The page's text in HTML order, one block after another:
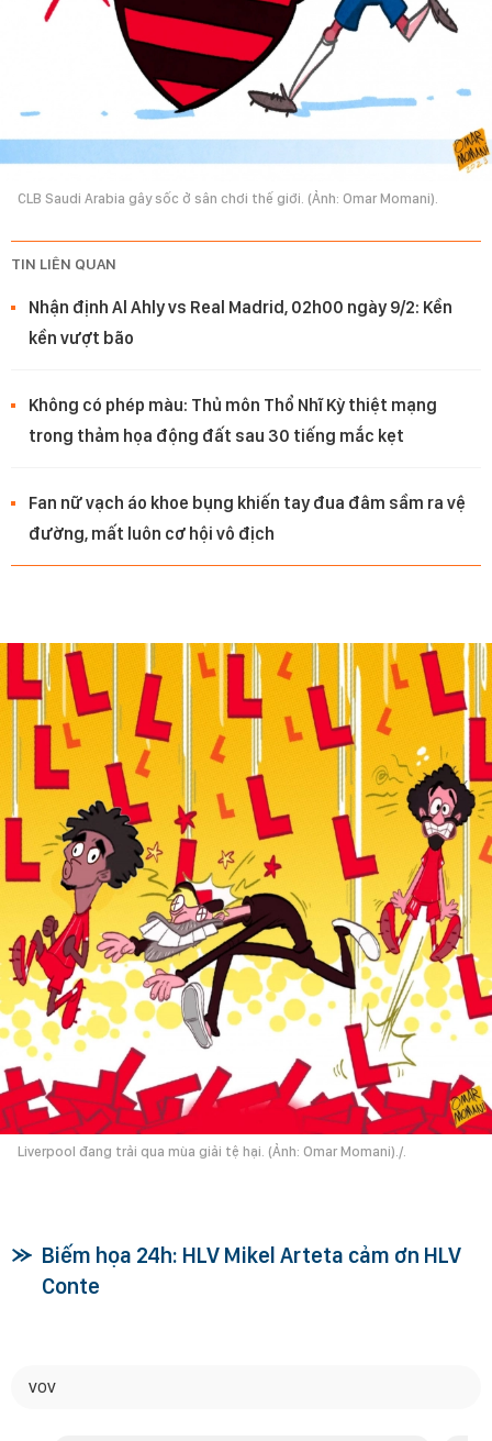
CLB Saudi Arabia gây sốc ở sân chơi thế giới. (Ảnh: Omar Momani).
TIN LIÊN QUAN
Nhận định Al Ahly vs Real Madrid, 02h00 ngày 9/2: Kền
kền vượt bão
Không có phép màu: Thủ môn Thổ Nhĩ Kỳ thiệt mạng
trong thảm họa động đất sau 30 tiếng mắc kẹt
Fan nữ vạch áo khoe bụng khiến tay đua đâm sầm ra vệ
đường, mất luôn cơ hội vô địch
Liverpool đang trải qua mùa giải tệ hại. (Ảnh: Omar Momani)./.
Biếm họa 24h: HLV Mikel Arteta cảm ơn HLV
Conte
VOV